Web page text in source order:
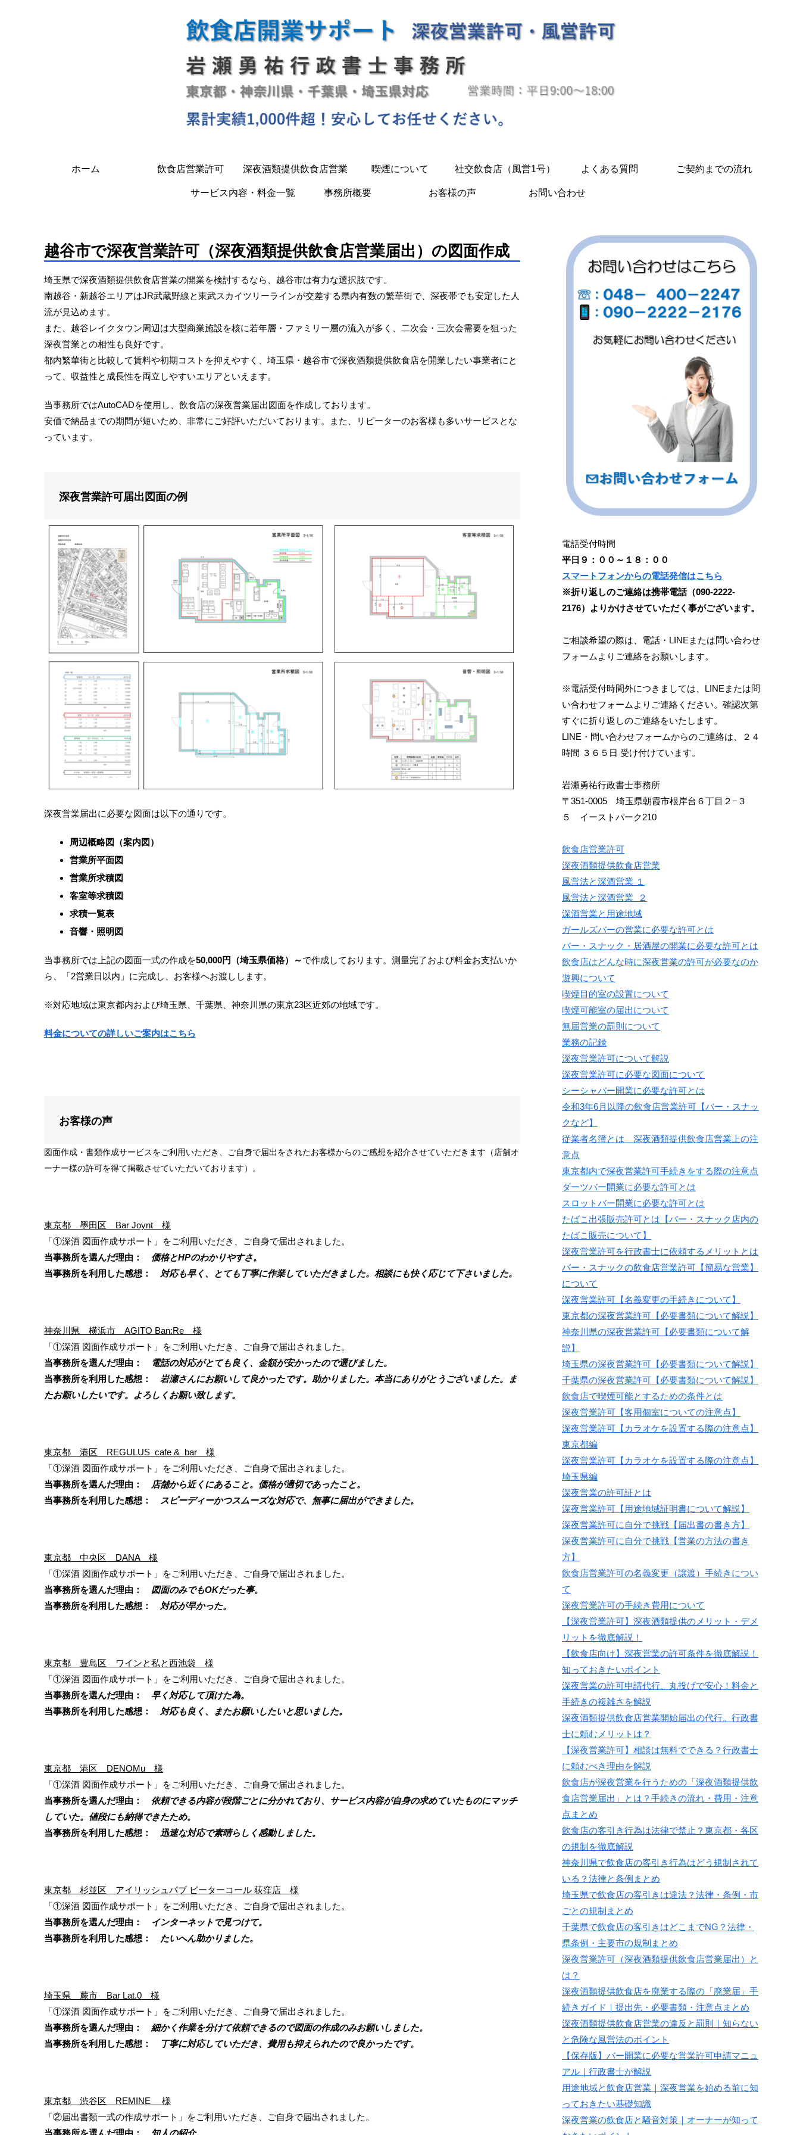
ホーム 飲食店営業許可 深夜酒類提供飲食店営業 喫煙について 社交飲食店（風営1号） よくある質問 ご契約までの流れ
サービス内容・料金一覧 事務所概要 お客様の声 お問い合わせ
越谷市で深夜営業許可（深夜酒類提供飲食店営業届出）の図面作成
埼玉県で深夜酒類提供飲食店営業の開業を検討するなら、越谷市は有力な選択肢です。
南越谷・新越谷エリアはJR武蔵野線と東武スカイツリーラインが交差する県内有数の繁華街で、深夜帯でも安定した人
流が見込めます。
また、越谷レイクタウン周辺は大型商業施設を核に若年層・ファミリー層の流入が多く、二次会・三次会需要を狙った
深夜営業との相性も良好です。
都内繁華街と比較して賃料や初期コストを抑えやすく、埼玉県・越谷市で深夜酒類提供飲食店を開業したい事業者にと
って、収益性と成長性を両立しやすいエリアといえます。
当事務所ではAutoCADを使用し、飲食店の深夜営業届出図面を作成しております。
安価で納品までの期間が短いため、非常にご好評いただいております。また、リピーターのお客様も多いサービスとな
っています。
深夜営業許可届出図面の例
深夜営業届出に必要な図面は以下の通りです。
周辺概略図（案内図）
営業所平面図
営業所求積図
客室等求積図
求積一覧表
音響・照明図
当事務所では上記の図面一式の作成を50,000円（埼玉県価格）～で作成しております。測量完了および料金お支払いか
ら、「2営業日以内」に完成し、お客様へお渡しします。
※対応地域は東京都内および埼玉県、千葉県、神奈川県の東京23区近郊の地域です。
料金についての詳しいご案内はこちら
お客様の声
図面作成・書類作成サービスをご利用いただき、ご自身で届出をされたお客様からのご感想を紹介させていただきます（店舗オ
ーナー様の許可を得て掲載させていただいております）。
東京都 墨田区 Bar Joynt 様
「①深酒 図面作成サポート」をご利用いただき、ご自身で届出されました。
当事務所を選んだ理由：
価格とHPのわかりやすさ。
当事務所を利用した感想：
対応も早く、とても丁寧に作業していただきました。相談にも快く応じて下さいました。
神奈川県 横浜市 AGITO Ban:Re 様
「①深酒 図面作成サポート」をご利用いただき、ご自身で届出されました。
当事務所を選んだ理由：
電話の対応がとても良く、金額が安かったので選びました。
当事務所を利用した感想：
岩瀬さんにお願いして良かったです。助かりました。本当にありがとうございました。ま
たお願いしたいです。よろしくお願い致します。
東京都 港区 REGULUS cafe & bar 様
「①深酒 図面作成サポート」をご利用いただき、ご自身で届出されました。
当事務所を選んだ理由：
店舗から近くにあること。価格が適切であったこと。
当事務所を利用した感想：
スピーディーかつスムーズな対応で、無事に届出ができました。
東京都 中央区 DANA 様
「①深酒 図面作成サポート」をご利用いただき、ご自身で届出されました。
当事務所を選んだ理由：
図面のみでもOKだった事。
当事務所を利用した感想：
対応が早かった。
東京都 豊島区 ワインと私と西池袋 様
「①深酒 図面作成サポート」をご利用いただき、ご自身で届出されました。
当事務所を選んだ理由：
早く対応して頂けた為。
当事務所を利用した感想：
対応も良く、またお願いしたいと思いました。
東京都 港区 DENOMu 様
「①深酒 図面作成サポート」をご利用いただき、ご自身で届出されました。
当事務所を選んだ理由：
依頼できる内容が段階ごとに分かれており、サービス内容が自身の求めていたものにマッチ
していた。値段にも納得できたため。
当事務所を利用した感想：
迅速な対応で素晴らしく感動しました。
東京都 杉並区 アイリッシュパブ ピーターコール 荻窪店 様
「①深酒 図面作成サポート」をご利用いただき、ご自身で届出されました。
当事務所を選んだ理由：
インターネットで見つけて。
当事務所を利用した感想：
たいへん助かりました。
埼玉県 蕨市 Bar Lat.0 様
「①深酒 図面作成サポート」をご利用いただき、ご自身で届出されました。
当事務所を選んだ理由：
細かく作業を分けて依頼できるので図面の作成のみお願いしました。
当事務所を利用した感想：
丁寧に対応していただき、費用も抑えられたので良かったです。
東京都 渋谷区 REMINE 様
「②届出書類一式の作成サポート」をご利用いただき、ご自身で届出されました。
電話受付時間
平日９：００～１８：００
スマートフォンからの電話発信はこちら
※折り返しのご連絡は携帯電話（090-2222-
2176）よりかけさせていただく事がございます。
ご相談希望の際は、電話・LINEまたは問い合わせ
フォームよりご連絡をお願いします。
※電話受付時間外につきましては、LINEまたは問
い合わせフォームよりご連絡ください。確認次第
すぐに折り返しのご連絡をいたします。
LINE・問い合わせフォームからのご連絡は、２４
時間 ３６５日 受け付けています。
岩瀬勇祐行政書士事務所
〒351-0005 埼玉県朝霞市根岸台６丁目２−３
５ イーストパーク210
飲食店営業許可
深夜酒類提供飲食店営業
風営法と深酒営業 １
風営法と深酒営業 ２
深酒営業と用途地域
ガールズバーの営業に必要な許可とは
バー・スナック・居酒屋の開業に必要な許可とは
飲食店はどんな時に深夜営業の許可が必要なのか
遊興について
喫煙目的室の設置について
喫煙可能室の届出について
無届営業の罰則について
業務の記録
深夜営業許可について解説
深夜営業許可に必要な図面について
シーシャバー開業に必要な許可とは
令和3年6月以降の飲食店営業許可【バー・スナッ
クなど】
従業者名簿とは 深夜酒類提供飲食店営業上の注
意点
東京都内で深夜営業許可手続きをする際の注意点
ダーツバー開業に必要な許可とは
スロットバー開業に必要な許可とは
たばこ出張販売許可とは【バー・スナック店内の
たばこ販売について】
深夜営業許可を行政書士に依頼するメリットとは
バー・スナックの飲食店営業許可【簡易な営業】
について
深夜営業許可【名義変更の手続きについて】
東京都の深夜営業許可【必要書類について解説】
神奈川県の深夜営業許可【必要書類について解
説】
埼玉県の深夜営業許可【必要書類について解説】
千葉県の深夜営業許可【必要書類について解説】
飲食店で喫煙可能とするための条件とは
深夜営業許可【客用個室についての注意点】
深夜営業許可【カラオケを設置する際の注意点】
東京都編
深夜営業許可【カラオケを設置する際の注意点】
埼玉県編
深夜営業の許可証とは
深夜営業許可【用途地域証明書について解説】
深夜営業許可に自分で挑戦【届出書の書き方】
深夜営業許可に自分で挑戦【営業の方法の書き
方】
飲食店営業許可の名義変更（譲渡）手続きについ
て
深夜営業許可の手続き費用について
【深夜営業許可】深夜酒類提供のメリット・デメ
リットを徹底解説！
【飲食店向け】深夜営業の許可条件を徹底解説！
知っておきたいポイント
深夜営業の許可申請代行、丸投げで安心！料金と
手続きの複雑さを解説
深夜酒類提供飲食店営業開始届出の代行。行政書
士に頼むメリットは？
【深夜営業許可】相談は無料でできる？行政書士
に頼むべき理由を解説
飲食店が深夜営業を行うための「深夜酒類提供飲
食店営業届出」とは？手続きの流れ・費用・注意
点まとめ
飲食店の客引き行為は法律で禁止？東京都・各区
の規制を徹底解説
神奈川県で飲食店の客引き行為はどう規制されて
いる？法律と条例まとめ
埼玉県で飲食店の客引きは違法？法律・条例・市
ごとの規制まとめ
千葉県で飲食店の客引きはどこまでNG？法律・
県条例・主要市の規制まとめ
深夜営業許可（深夜酒類提供飲食店営業届出）と
は？
深夜酒類提供飲食店を廃業する際の「廃業届」手
続きガイド｜提出先・必要書類・注意点まとめ
深夜酒類提供飲食店営業の違反と罰則｜知らない
と危険な風営法のポイント
【保存版】バー開業に必要な営業許可申請マニュ
アル｜行政書士が解説
用途地域と飲食店営業｜深夜営業を始める前に知
っておきたい基礎知識
深夜営業の飲食店と騒音対策｜オーナーが知って